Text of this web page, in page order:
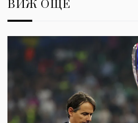
ВИЖ ОЩЕ